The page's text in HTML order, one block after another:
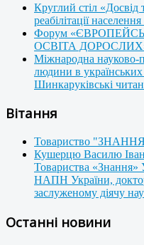
Круглий стіл «Досвід
реабілітації
Форум
ОСВІТА
Міжнародна науково-
людини в українських
Шинкаруківські
Вітання
Товариство
Кушерцю Василю
Товариства «Знання»
НАПН України,
заслуженому діячу
Останні новини